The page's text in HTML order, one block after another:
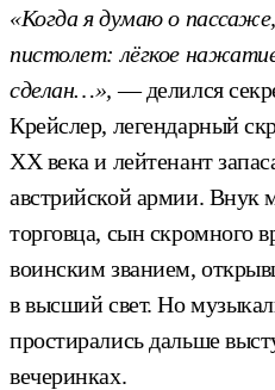
«Когда я думаю о
пистолет: лёгкое
сделан…», — делился
Крейслер, легендарный
XX века и лейтенант
австрийской армии. Внук
торговца, сын скромного
воинским званием,
в высший свет. Но
простирались дальше
вечеринках.